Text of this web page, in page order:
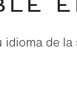
idioma de